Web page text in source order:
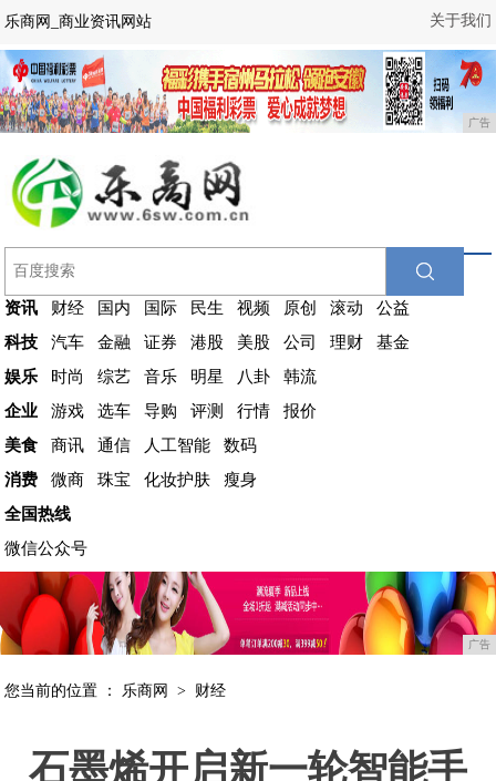
关于我们
乐商网_商业资讯网站
广告
资讯 财经 国内 国际 民生 视频 原创 滚动
公益
科技
汽车 金融 证券 港股 美股 公司 理财
基金
娱乐
时尚 综艺 音乐 明星 八卦
韩流
企业
游戏 选车 导购 评测 行情
报价
美食
商讯 通信 人工智能
数码
消费
微商 珠宝 化妆护肤
瘦身
全国热线
微信公众号
广告
您当前的位置 ： 乐商网 > 财经
石墨烯开启新一轮智能手